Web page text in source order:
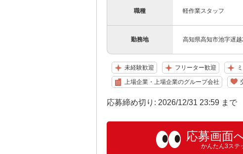
職種 軽作業スタッフ
勤務地 高知県高知市池字遅
未経験歓迎 フリーター歓迎
上場企業・上場企業のグループ会社
応募締め切り: 2026/12/31 23:59 まで
応募画面
かんたん3ステ